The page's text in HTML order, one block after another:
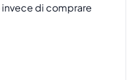
di comprare